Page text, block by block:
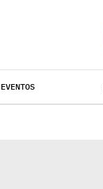
EVENTOS